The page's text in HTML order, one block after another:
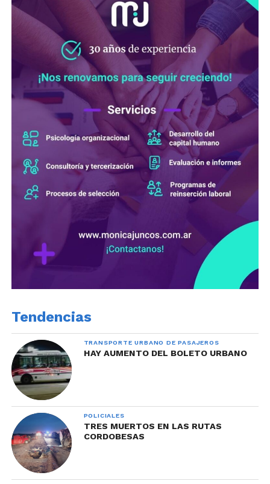
Tendencias
TRANSPORTE URBANO DE PASAJEROS
HAY AUMENTO DEL BOLETO URBANO
POLICIALES
TRES MUERTOS EN LAS RUTAS
CORDOBESAS